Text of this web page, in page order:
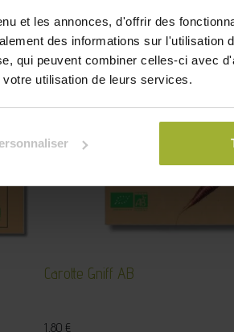
et les annonces, d'offrir des
des informations sur l'utilisation
qui peuvent combiner celles-ci avec
utilisation de leurs services.
nos
Carotte Gniff AB
1,80 €